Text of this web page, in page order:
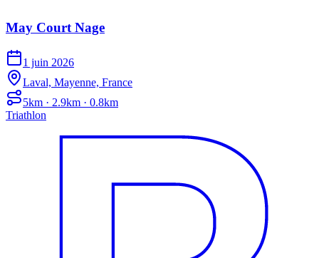
May Court Nage
1 juin 2026
Laval, Mayenne, France
5km · 2.9km · 0.8km
Triathlon